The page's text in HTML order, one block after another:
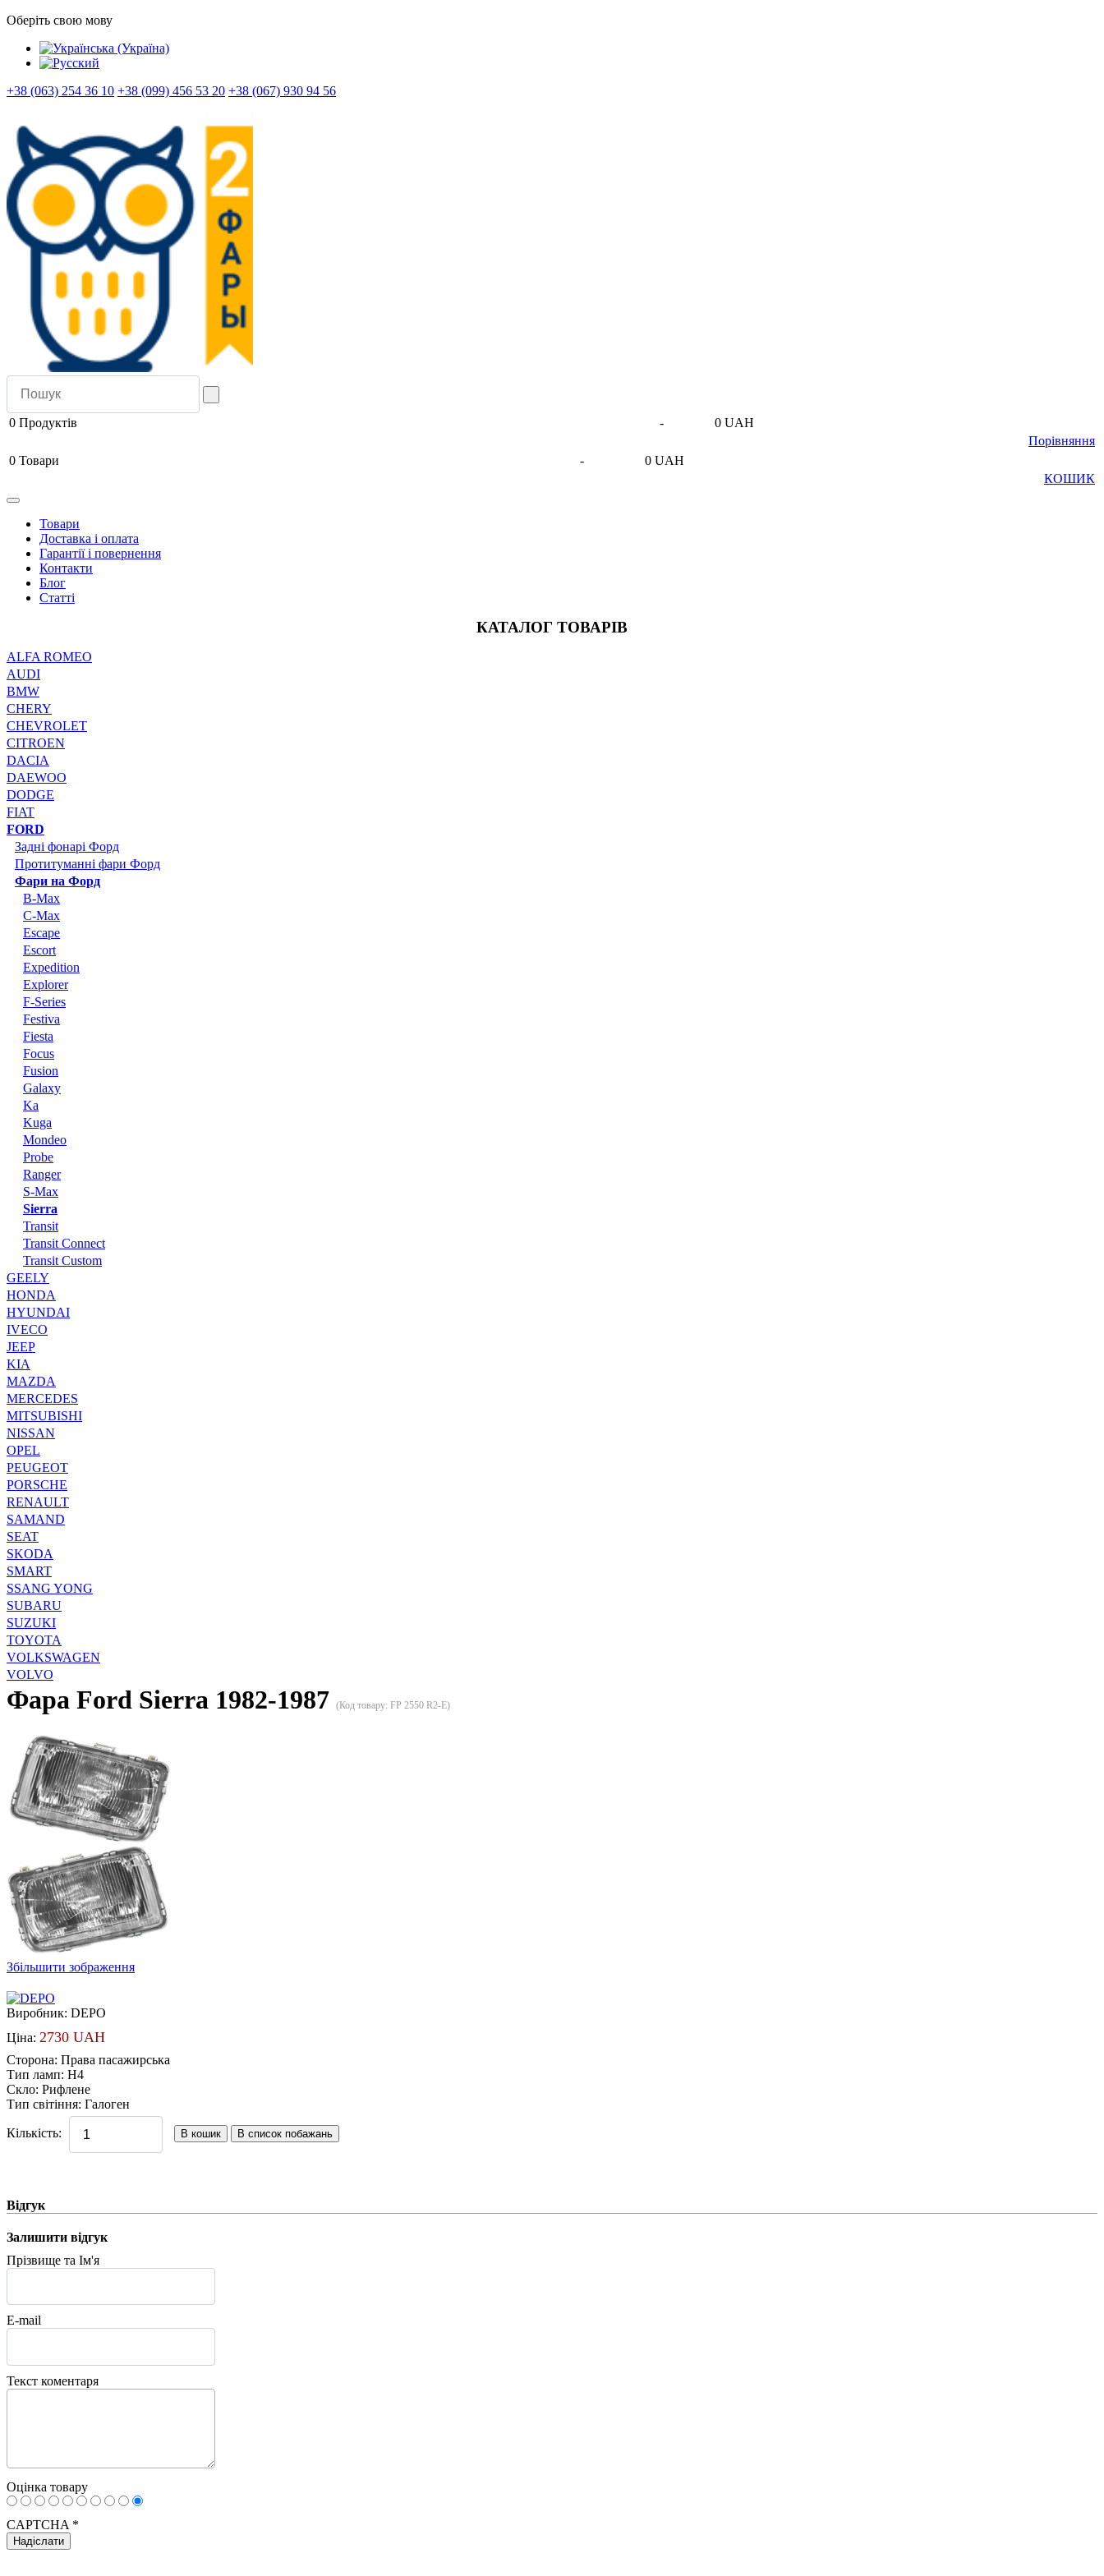
Оберіть свою мову
+38 (063) 254 36 10 +38 (099) 456 53 20 +38 (067) 930 94 56
0 Продуктів -
0 UAH
Порівняння
0 Товари -
0 UAH
КОШИК
Товари
Доставка і оплата
Гарантії і повернення
Контакти
Блог
Статті
КАТАЛОГ ТОВАРІВ
ALFA ROMEO
AUDI
BMW
CHERY
CHEVROLET
CITROEN
DACIA
DAEWOO
DODGE
FIAT
FORD
Задні фонарі Форд
Протитуманні фари Форд
Фари на Форд
B-Max
C-Max
Escape
Escort
Expedition
Explorer
F-Series
Festiva
Fiesta
Focus
Fusion
Galaxy
Ka
Kuga
Mondeo
Probe
Ranger
S-Max
Sierra
Transit
Transit Connect
Transit Custom
GEELY
HONDA
HYUNDAI
IVECO
JEEP
KIA
MAZDA
MERCEDES
MITSUBISHI
NISSAN
OPEL
PEUGEOT
PORSCHE
RENAULT
SAMAND
SEAT
SKODA
SMART
SSANG YONG
SUBARU
SUZUKI
TOYOTA
VOLKSWAGEN
VOLVO
Фара Ford Sierra 1982-1987 (Код товару: FP 2550 R2-E)
Збільшити зображення
Виробник: DEPO
Ціна: 2730 UAH
Сторона: Права пасажирська
Тип ламп: H4
Скло: Рифлене
Тип світіння: Галоген
Кількість:
Відгук
Залишити відгук
Прізвище та Ім'я
E-mail
Текст коментаря
Оцінка товару
CAPTCHA *